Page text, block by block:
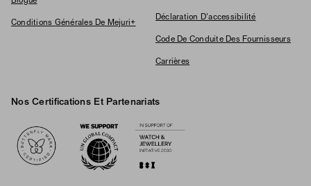
Conditions Générales De Mejuri+
Déclaration D'accessibilité
Code De Conduite Des Fournisseurs
Carrières
Nos Certifications Et Partenariats